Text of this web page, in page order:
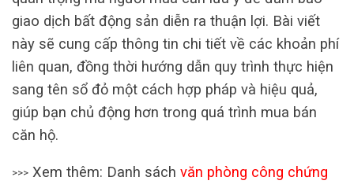
giao dịch bất động sản diễn ra thuận lợi. Bài viết
này sẽ cung cấp thông tin chi tiết về các khoản phí
liên quan, đồng thời hướng dẫn quy trình thực hiện
sang tên sổ đỏ một cách hợp pháp và hiệu quả,
giúp bạn chủ động hơn trong quá trình mua bán
căn hộ.
>>> Xem thêm: Danh sách văn phòng công chứng